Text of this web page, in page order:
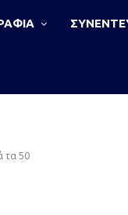
τα 50